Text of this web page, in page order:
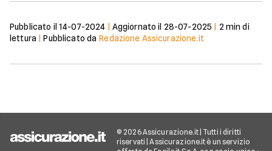
Pubblicato il 14-07-2024 Aggiornato il 28-07-2025 2 min di
lettura |Pubblicato da Redazione Assicurazione.it
© 2026 Assicurazione.it | Tutti i diritti
riservati | Assicurazione.it è un servizio